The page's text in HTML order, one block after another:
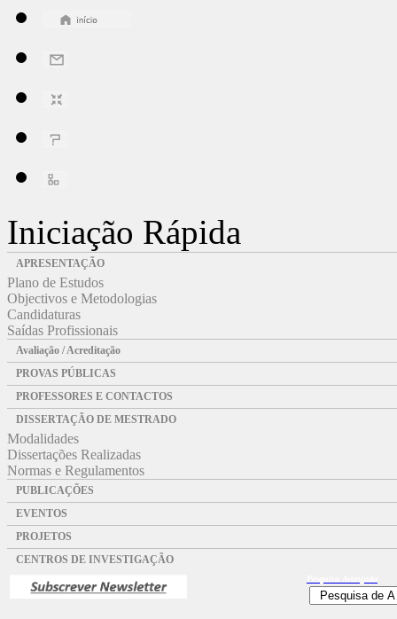
Iniciação Rápida
APRESENTAÇÃO
Plano de Estudos
Objectivos e Metodologias
Candidaturas
Saídas Profissionais
Avaliação / Acreditação
PROVAS PÚBLICAS
PROFESSORES E CONTACTOS
DISSERTAÇÃO DE MESTRADO
Modalidades
Dissertações Realizadas
Normas e Regulamentos
PUBLICAÇÕES
EVENTOS
PROJETOS
CENTROS DE INVESTIGAÇÃO